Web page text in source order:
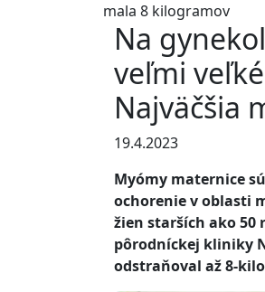
mala 8 kilogramov
Na
veľmi
Najväčšia
19.4.2023
Myómy maternice
ochorenie v oblasti
žien starších ako 50
pôrodníckej kliniky
odstraňoval až 8-